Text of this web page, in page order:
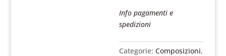
Info pagamenti e
spedizioni
Categorie:Composizioni,